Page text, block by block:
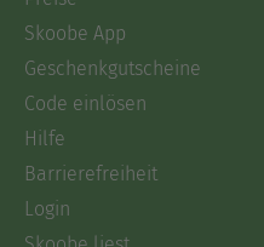
Skoobe App
Geschenkgutscheine
Code einlösen
Hilfe
Barrierefreiheit
Login